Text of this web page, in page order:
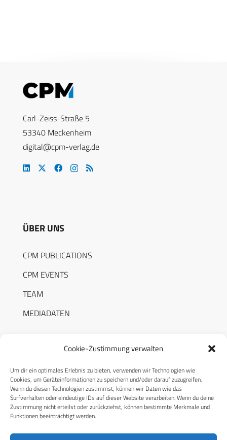
Cookie-Zustimmung verwalten
Um dir ein optimales Erlebnis zu bieten, verwenden wir Technologien wie
Cookies, um Geräteinformationen zu speichern und/oder darauf zuzugreifen.
Wenn du diesen Technologien zustimmst, können wir Daten wie das
Surfverhalten oder eindeutige IDs auf dieser Website verarbeiten. Wenn du deine
Zustimmung nicht erteilst oder zurückziehst, können bestimmte Merkmale und
Funktionen beeinträchtigt werden.
Carl-Zeiss-Straße 5
53340 Meckenheim
digital@cpm-verlag.de
ÜBER UNS
CPM PUBLICATIONS
CPM EVENTS
TEAM
MEDIADATEN
RECHTLICHES
Datenschutzerklärung
Cookie-Richtlinie (EU)